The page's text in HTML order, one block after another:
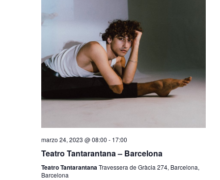
marzo 24, 2023 @ 08:00 - 17:00
Teatro Tantarantana – Barcelona
Teatro TantarantanaTravessera de Gràcia 274, Barcelona,
Barcelona